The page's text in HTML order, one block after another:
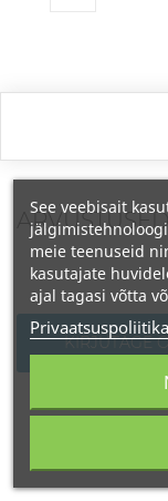
KIRJUTAGE
See veebisait
meie teenuseid
kasutajate
ajal tagasi võtta
Privaatsuspoliitika